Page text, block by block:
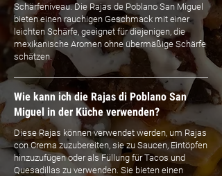
Schärfeniveau. Die Rajas de Poblano San Miguel
bieten einen rauchigen Geschmack mit einer
leichten Schärfe, geeignet für diejenigen, die
mexikanische Aromen ohne übermäßige Schärfe
schätzen.
Wie kann ich die Rajas di Poblano San
Miguel in der Küche verwenden?
Diese Rajas können verwendet werden, um Rajas
con Crema zuzubereiten, sie zu Saucen, Eintöpfen
hinzuzufügen oder als Füllung für Tacos und
Quesadillas zu verwenden. Sie bieten einen